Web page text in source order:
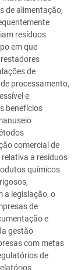
de alimentação,
resíduos
em que
de
processamento,
e
benefícios
comercial de
a resíduos
químicos
a legislação, o
de
e
gestão
com metas
de